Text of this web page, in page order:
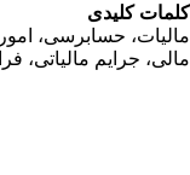
کلیدی
حسابرسی، امور
جرايم مالياتی،